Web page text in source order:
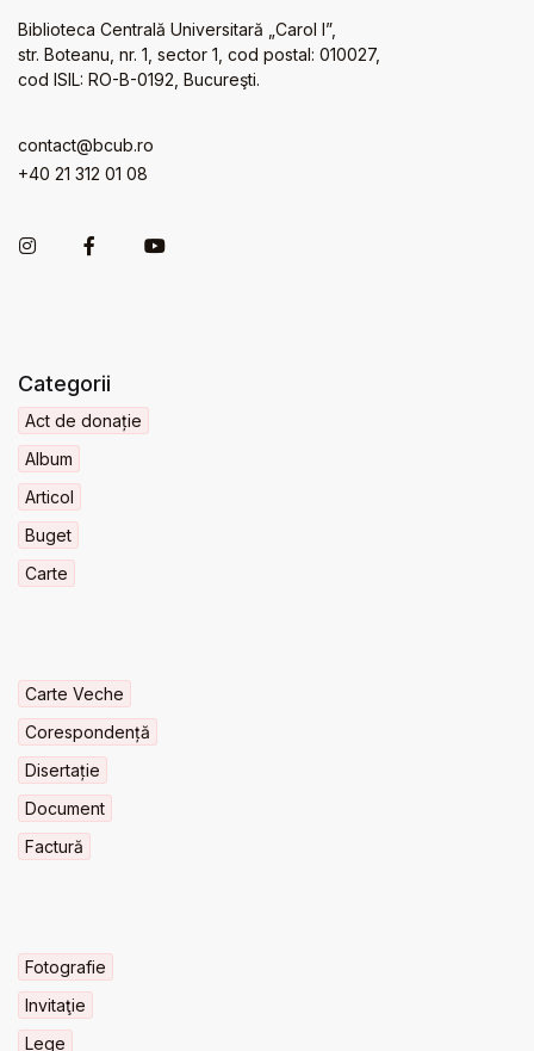
Biblioteca Centrală Universitară „Carol I”,
str. Boteanu, nr. 1, sector 1, cod postal: 010027,
cod ISIL: RO-B-0192, Bucureşti.
contact@bcub.ro
+40 21 312 01 08
Categorii
Act de donație
Album
Articol
Buget
Carte
Carte Veche
Corespondență
Disertație
Document
Factură
Fotografie
Invitaţie
Lege